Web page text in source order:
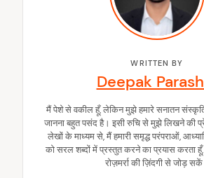
WRITTEN BY
Deepak
मैं पेशे से वकील हूँ, लेकिन मुझे हमारे सनातन
जानना बहुत पसंद है। इसी रुचि से मुझे लिखने की
लेखों के माध्यम से, मैं हमारी समृद्ध परंपराओं,
को सरल शब्दों में प्रस्तुत करने का प्रयास करता
रोज़मर्रा की ज़िंदगी से जोड़